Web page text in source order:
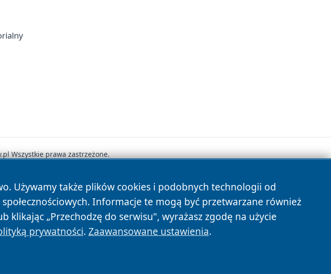
Używamy także plików cookies i podobnych technologii od
Informacje te mogą być przetwarzane również
„Przechodzę do serwisu", wyrażasz zgodę na użycie
prywatności. Zaawansowane ustawienia.
Wszystkie prawa zastrzeżone.
Polityka Cookies